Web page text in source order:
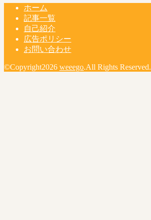
ホーム
記事一覧
自己紹介
広告ポリシー
お問い合わせ
©Copyright2026 weeego.All Rights Reserved.